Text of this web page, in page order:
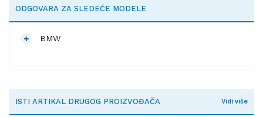
ODGOVARA ZA SLEDEĆE MODELE
BMW
ISTI ARTIKAL DRUGOG PROIZVOĐAČA Vidi više